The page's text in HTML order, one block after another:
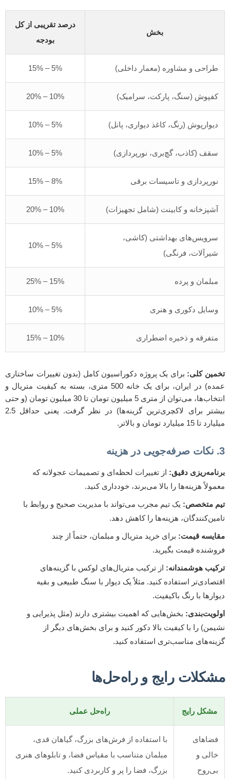
بخش
درصد تقریبی از کل
بودجه
طراحی و مشاوره (معمار داخلی) 5% – 15%
کفپوش (سنگ، پارکت، سرامیک) 10% – 20%
دیوارپوش (رنگ، کاغذ دیواری، پانل) 5% – 10%
سقف (کاذب، گچ‌بری، نورپردازی) 5% – 10%
نورپردازی و تاسیسات برقی 8% – 15%
آشپزخانه و کابینت (شامل تجهیزات) 10% – 20%
سرویس‌های بهداشتی (کاشی،
شیرآلات، فرنگی)
5% – 10%
مبلمان و پرده 15% – 25%
وسایل دکوری و هنری 5% – 10%
متفرقه و ذخیره اضطراری 10% – 15%
تخمین کلی: برای یک پروژه دکوراسیون کامل (بدون تغییرات ساختاری
عمده) در ایران، برای یک خانه 500 متری، بسته به کیفیت متریال و
انتخاب‌ها، می‌توان از متری 5 میلیون تومان تا 30 میلیون تومان (و حتی
بیشتر برای لاکچری‌ترین گزینه‌ها) در نظر گرفت. یعنی حداقل 2.5
میلیارد تا 15 میلیارد تومان و بالاتر.
3. نکات صرفه‌جویی در هزینه
برنامه‌ریزی دقیق: از تغییرات لحظه‌ای و تصمیمات عجولانه که
معمولاً هزینه‌ها را بالا می‌برند، خودداری کنید.
تیم متخصص: یک تیم مجرب می‌تواند با مدیریت صحیح و روابط با
تامین‌کنندگان، هزینه‌ها را کاهش دهد.
مقایسه قیمت: برای خرید متریال و مبلمان، حتماً از چند
فروشنده قیمت بگیرید.
ترکیب هوشمندانه: از ترکیب متریال‌های لوکس با گزینه‌های
اقتصادی‌تر استفاده کنید. مثلاً یک دیوار با سنگ طبیعی و بقیه
دیوارها با رنگ باکیفیت.
اولویت‌بندی: بخش‌هایی که اهمیت بیشتری دارند (مثل پذیرایی و
نشیمن) را با کیفیت بالا دکور کنید و برای بخش‌های دیگر از
گزینه‌های مناسب‌تری استفاده کنید.
مشکلات رایج و راه‌حل‌ها
مشکل رایج راه‌حل عملی
فضاهای
خالی و
بی‌روح
با استفاده از فرش‌های بزرگ، گیاهان قدی،
مبلمان متناسب با مقیاس فضا، و تابلوهای هنری
بزرگ، فضا را پر و کاربردی کنید.